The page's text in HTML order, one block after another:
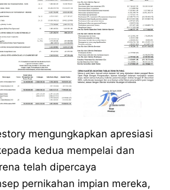
mengungkapkan apresiasi
kedua mempelai dan
telah dipercaya
pernikahan impian mereka,